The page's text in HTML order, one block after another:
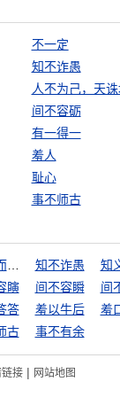
不一定
知不诈愚
人不为己，天
间不容砺
有一得一
羞人
耻心
事不师古
知一而不知二 知不诈愚
知
瞚 间不容瞬
间
答 羞以牛后
羞
古 事不有余
接 | 网站地图